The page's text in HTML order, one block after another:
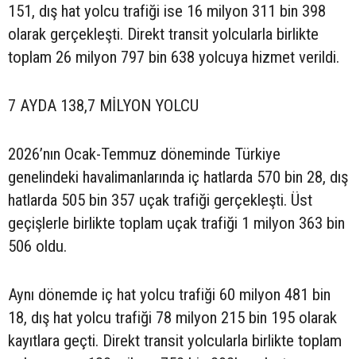
151, dış hat yolcu trafiği ise 16 milyon 311 bin 398
olarak gerçekleşti. Direkt transit yolcularla birlikte
toplam 26 milyon 797 bin 638 yolcuya hizmet verildi.
7 AYDA 138,7 MİLYON YOLCU
2026’nın Ocak-Temmuz döneminde Türkiye
genelindeki havalimanlarında iç hatlarda 570 bin 28, dış
hatlarda 505 bin 357 uçak trafiği gerçekleşti. Üst
geçişlerle birlikte toplam uçak trafiği 1 milyon 363 bin
506 oldu.
Aynı dönemde iç hat yolcu trafiği 60 milyon 481 bin
18, dış hat yolcu trafiği 78 milyon 215 bin 195 olarak
kayıtlara geçti. Direkt transit yolcularla birlikte toplam